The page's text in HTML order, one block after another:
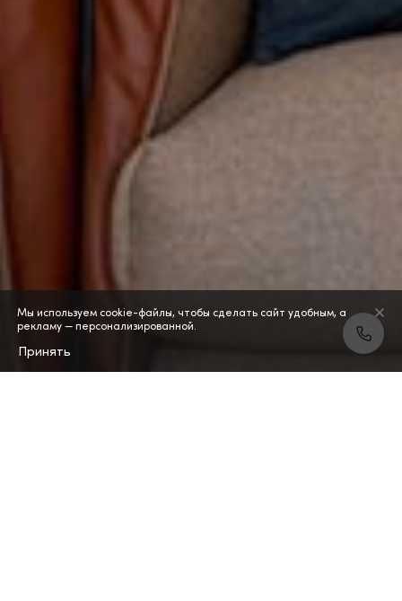
Мы используем cookie-файлы, чтобы сделать сайт удобным, а
рекламу — персонализированной.
Принять